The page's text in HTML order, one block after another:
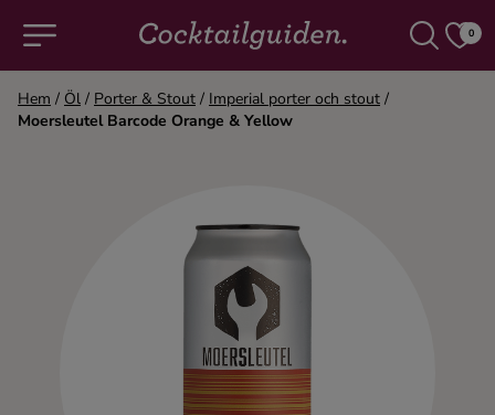
0
COCKTAILS & DRINKAR
Hem / Öl / Porter & Stout / Imperial porter och stout /
Moersleutel Barcode Orange & Yellow